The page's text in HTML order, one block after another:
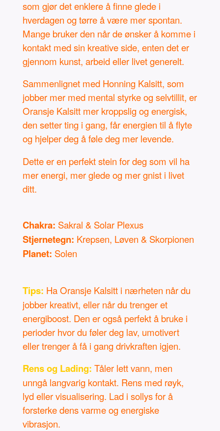
som gjør det enklere å finne glede i
hverdagen og tørre å være mer spontan.
Mange bruker den når de ønsker å komme i
kontakt med sin kreative side, enten det er
gjennom kunst, arbeid eller livet generelt.
Sammenlignet med Honning Kalsitt, som
jobber mer med mental styrke og selvtillit, er
Oransje Kalsitt mer kroppslig og energisk,
den setter ting i gang, får energien til å flyte
og hjelper deg å føle deg mer levende.
Dette er en perfekt stein for deg som vil ha
mer energi, mer glede og mer gnist i livet
ditt.
Chakra: Sakral & Solar Plexus
Stjernetegn: Krepsen, Løven & Skorpionen
Planet: Solen
Tips: Ha Oransje Kalsitt i nærheten når du
jobber kreativt, eller når du trenger et
energiboost. Den er også perfekt å bruke i
perioder hvor du føler deg lav, umotivert
eller trenger å få i gang drivkraften igjen.
Rens og Lading: Tåler lett vann, men
unngå langvarig kontakt. Rens med røyk,
lyd eller visualisering. Lad i sollys for å
forsterke dens varme og energiske
vibrasjon.